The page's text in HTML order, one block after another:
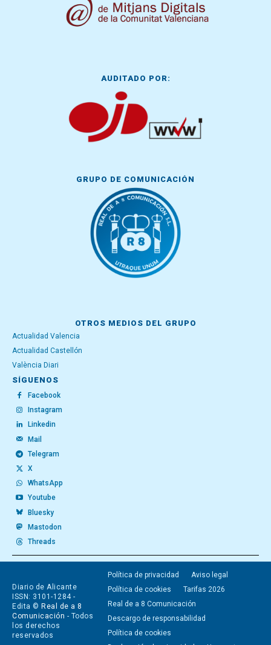
AUDITADO POR:
GRUPO DE COMUNICACIÓN
OTROS MEDIOS DEL GRUPO
Actualidad Valencia
Actualidad Castellón
València Diari
SÍGUENOS
Facebook
Instagram
Linkedin
Mail
Telegram
X
WhatsApp
Youtube
Bluesky
Mastodon
Threads
Diario de Alicante
ISSN: 3101-1284 -
Edita © Real de a 8
Comunicación - Todos
los derechos
reservados
Política de privacidad
Aviso legal
Política de cookies
Tarifas 2026
Real de a 8 Comunicación
Descargo de responsabilidad
Política de cookies